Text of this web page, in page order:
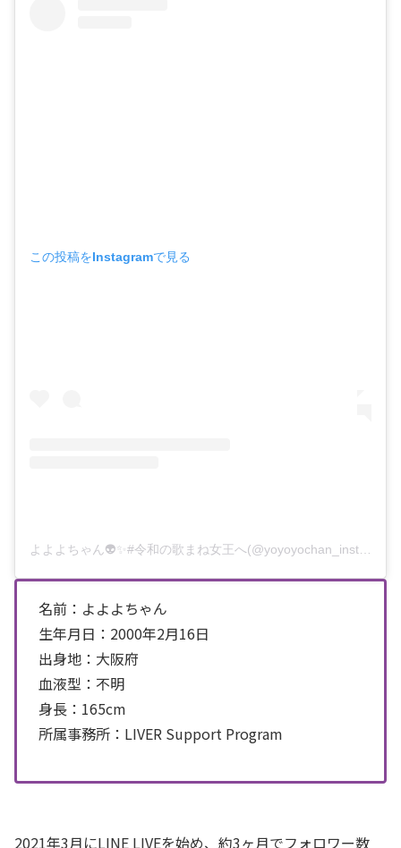
この投稿をInstagramで見る
よよよちゃん👽✨#令和の歌まね女王へ(@yoyoyochan_insta)がシェアした投稿
名前：よよよちゃん
生年月日：2000年2月16日
出身地：大阪府
血液型：不明
身長：165cm
所属事務所：LIVER Support Program
2021年3月にLINE LIVEを始め、約3ヶ月でフォロワー数